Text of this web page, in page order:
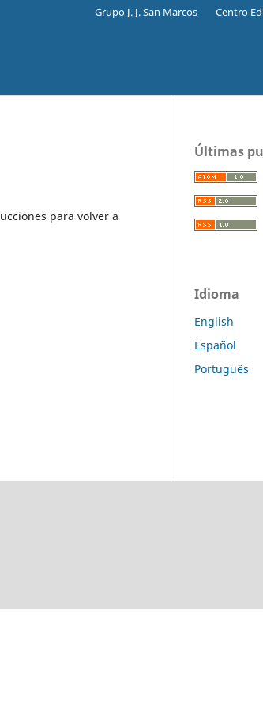
Grupo J. J. San Marcos Centro
para volver a
Últimas
Idioma
English
Español
Português